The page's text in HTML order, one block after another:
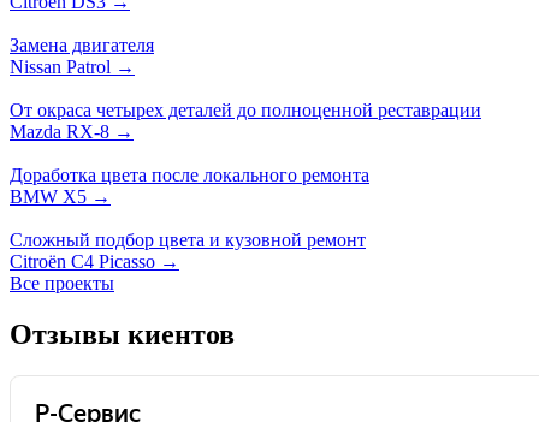
Замена двигателя
Nissan Patrol →
От окраса четырех деталей до полноценной реставрации
Mazda RX-8 →
Доработка цвета после локального ремонта
BMW X5 →
Сложный подбор цвета и кузовной ремонт
Citroën C4 Picasso →
Все проекты
Отзывы киентов